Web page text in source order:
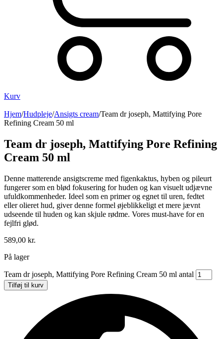
Kurv
Hjem/Hudpleje/Ansigts cream/Team dr joseph, Mattifying Pore
Refining Cream 50 ml
Team dr joseph, Mattifying Pore Refining
Cream 50 ml
Denne matterende ansigtscreme med figenkaktus, hyben og pileurt
fungerer som en blød fokusering for huden og kan visuelt udjævne
ufuldkommenheder. Ideel som en primer og egnet til uren, fedtet
eller olieret hud, giver denne formel øjeblikkeligt et mere jævnt
udseende til huden og kan skjule rødme. Vores must-have for en
fejlfri glød.
589,00 kr.
På lager
Team dr joseph, Mattifying Pore Refining Cream 50 ml antal
Tilføj til kurv